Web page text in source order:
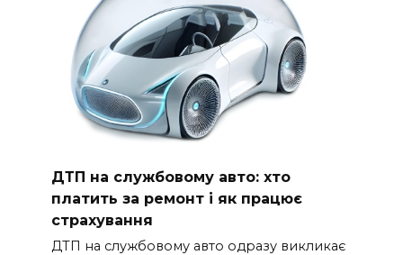
ДТП на службовому авто: хто
платить за ремонт і як працює
страхування
ДТП на службовому авто одразу викликає